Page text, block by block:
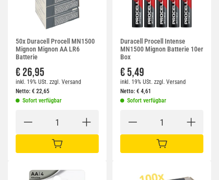
50x Duracell Procell MN1500
Mignon Mignon AA LR6
Batterie
€ 26,95
inkl. 19% USt. zzgl. Versand
Netto: € 22,65
Sofort verfügbar
IN DEN WARENKORB
Duracell Procell Intense
MN1500 Mignon Batterie 10er
Box
€ 5,49
inkl. 19% USt. zzgl. Versand
Netto: € 4,61
Sofort verfügbar
IN DEN WARENKORB